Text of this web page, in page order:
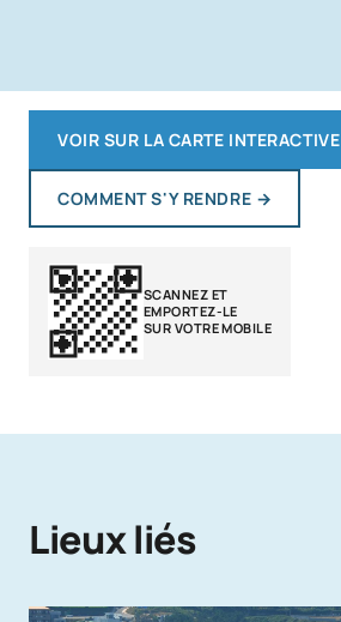
VOIR SUR LA CARTE INTERACTIVE
COMMENT S'Y RENDRE →
SCANNEZ ET
EMPORTEZ-LE
SUR VOTRE MOBILE
Lieux liés